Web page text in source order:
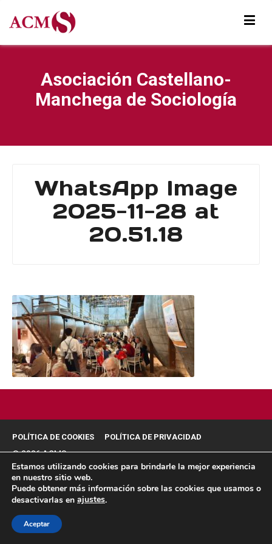
Asociación Castellano-
Manchega de Sociología
WhatsApp Image
2025-11-28 at
20.51.18
POLÍTICA DE COOKIES POLÍTICA DE PRIVACIDAD
© 2026 ACMS.
Estamos utilizando cookies para brindarle la mejor experiencia
en nuestro sitio web.
Puede obtener más información sobre las cookies que usamos o
desactivarlas en ajustes.
Aceptar